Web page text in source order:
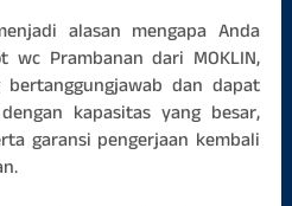
alasan mengapa Anda
wc Prambanan dari MOKLIN,
dan dapat
kapasitas yang besar,
garansi pengerjaan kembali